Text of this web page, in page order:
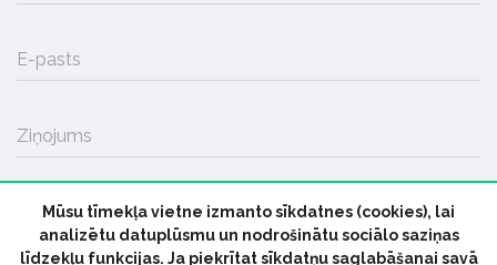
E-pasts
Ziņojums
SŪTĪT
Mūsu tīmekļa vietne izmanto sīkdatnes (cookies), lai
analizētu datuplūsmu un nodrošinātu sociālo saziņas
līdzekļu funkcijas. Ja piekrītat sīkdatņu saglabāšanai savā